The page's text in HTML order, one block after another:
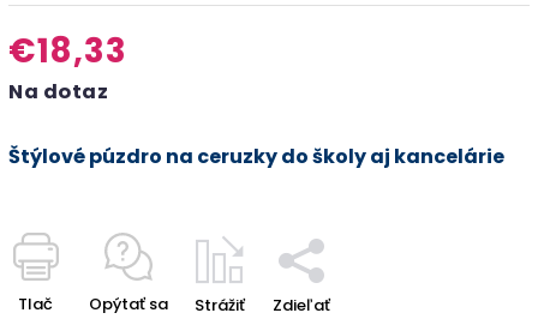
€18,33
Na dotaz
Štýlové púzdro na ceruzky do školy aj kancelárie
Tlač Opýtať sa Strážiť Zdieľať